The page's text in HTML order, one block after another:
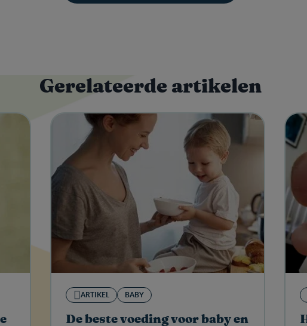
Gerelateerde artikelen
ARTIKEL BABY
De beste voeding voor baby en